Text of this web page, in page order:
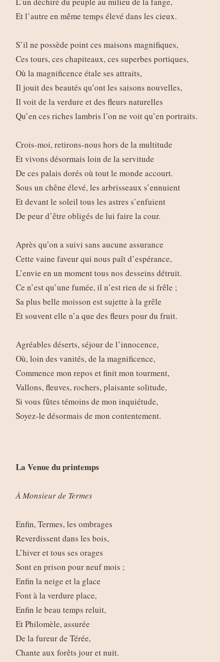
Et l’autre en même temps élevé dans les cieux.
S’il ne possède point ces maisons magnifiques,
Ces tours, ces chapiteaux, ces superbes portiques,
Où la magnificence étale ses attraits,
Il jouit des beautés qu’ont les saisons nouvelles,
Il voit de la verdure et des fleurs naturelles
Qu’en ces riches lambris l’on ne voit qu’en portraits.
Crois-moi, retirons-nous hors de la multitude
Et vivons désormais loin de la servitude
De ces palais dorés où tout le monde accourt.
Sous un chêne élevé, les arbrisseaux s’ennuient
Et devant le soleil tous les astres s’enfuient
De peur d’être obligés de lui faire la cour.
Après qu’on a suivi sans aucune assurance
Cette vaine faveur qui nous paît d’espérance,
L’envie en un moment tous nos desseins détruit.
Ce n’est qu’une fumée, il n’est rien de si frêle ;
Sa plus belle moisson est sujette à la grêle
Et souvent elle n’a que des fleurs pour du fruit.
Agréables déserts, séjour de l’innocence,
Où, loin des vanités, de la magnificence,
Commence mon repos et finit mon tourment,
Vallons, fleuves, rochers, plaisante solitude,
Si vous fûtes témoins de mon inquiétude,
Soyez-le désormais de mon contentement.
La Venue du printemps
À Monsieur de Termes
Enfin, Termes, les ombrages
Reverdissent dans les bois,
L’hiver et tous ses orages
Sont en prison pour neuf mois ;
Enfin la neige et la glace
Font à la verdure place,
Enfin le beau temps reluit,
Et Philomèle, assurée
De la fureur de Térée,
Chante aux forêts jour et nuit.